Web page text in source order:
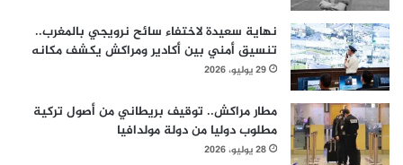
نهاية سعيدة لاختفاء سائح نرويجي بالمغرب..
تنسيق أمني بين أكادير ومراكش يكشف مكانه
29 يوليو، 2026
مطار مراكش.. توقيف بريطاني من أصول تركية
مطلوب دوليا من دولة مولدافيا
28 يوليو، 2026